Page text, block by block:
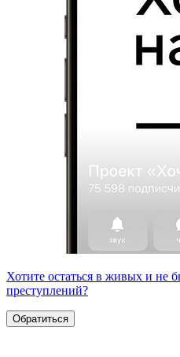
Хотите остаться в живых и не
преступлений?
Обратиться